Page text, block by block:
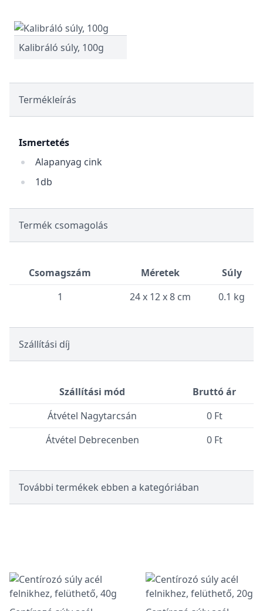
Kalibráló súly, 100g
Termékleírás
Ismertetés
Alapanyag cink
1db
Termék csomagolás
Csomagszám Méretek
Súly
1
24 x 12 x 8 cm 0.1 kg
Szállítási díj
Szállítási mód
Bruttó ár
Átvétel Nagytarcsán
0 Ft
Átvétel Debrecenben
0 Ft
További termékek ebben a kategóriában